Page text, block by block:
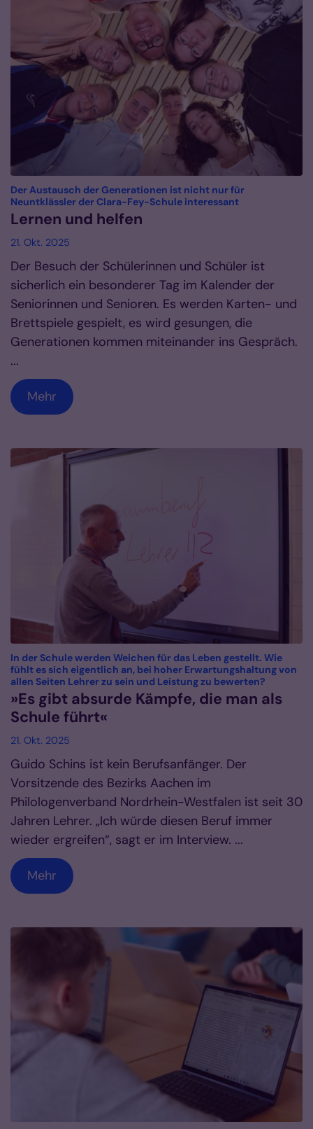
Der Austausch der Generationen ist nicht nur für
Neuntklässler der Clara-Fey-Schule interessant:
Lernen und helfen
21. Okt. 2025
Der Besuch der Schülerinnen und Schüler ist
sicherlich ein besonderer Tag im Kalender der
Seniorinnen und Senioren. Es werden Karten- und
Brettspiele gespielt, es wird gesungen, die
Generationen kommen miteinander ins Gespräch.
...
Mehr
In der Schule werden Weichen für das Leben gestellt. Wie
fühlt es sich eigentlich an, bei hoher Erwartungshaltung von
allen Seiten Lehrer zu sein und Leistung zu bewerten?
»Es gibt absurde Kämpfe, die man als
Schule führt«
21. Okt. 2025
Guido Schins ist kein Berufsanfänger. Der
Vorsitzende des Bezirks Aachen im
Philologenverband Nordrhein-Westfalen ist seit 30
Jahren Lehrer. „Ich würde diesen Beruf immer
wieder ergreifen“, sagt er im Interview. ...
Mehr